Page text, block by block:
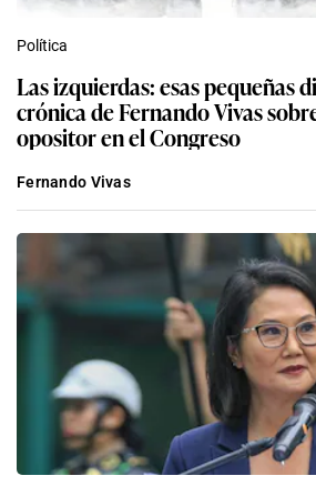
Política
Las izquierdas: esas pequeñas
crónica de Fernando Vivas
opositor en el Congreso
Fernando Vivas